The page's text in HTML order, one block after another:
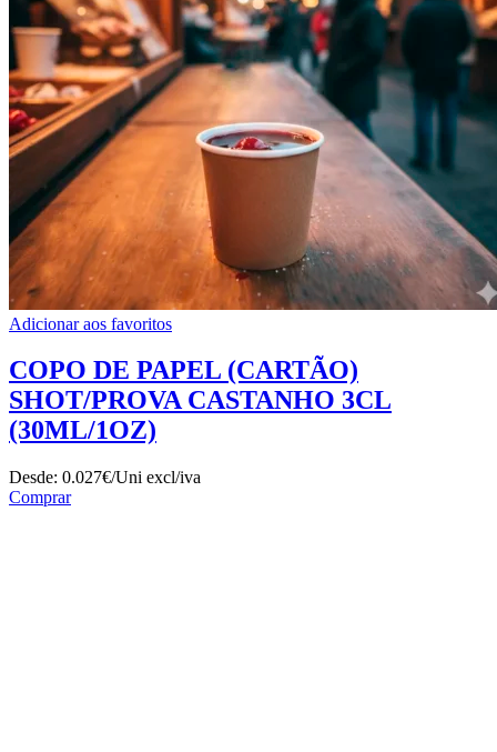
Adicionar aos favoritos
COPO DE PAPEL (CARTÃO)
SHOT/PROVA CASTANHO 3CL
(30ML/1OZ)
Desde: 0.027€/Uni excl/iva
Comprar